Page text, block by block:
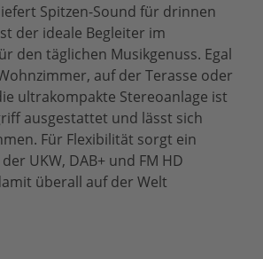
Spitzen-Sound für drinnen
der ideale Begleiter im
den täglichen Musikgenuss. Egal
auf der Terasse oder
ultrakompakte Stereoanlage ist
ausgestattet und lässt sich
Für Flexibilität sorgt ein
UKW, DAB+ und FM HD
überall auf der Welt